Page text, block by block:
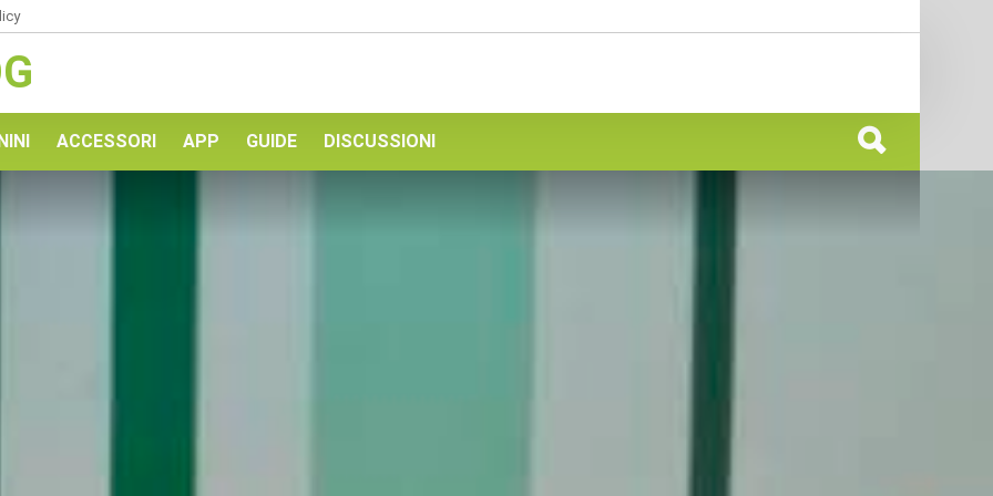
ACCESSORI APP GUIDE DISCUSSIONI